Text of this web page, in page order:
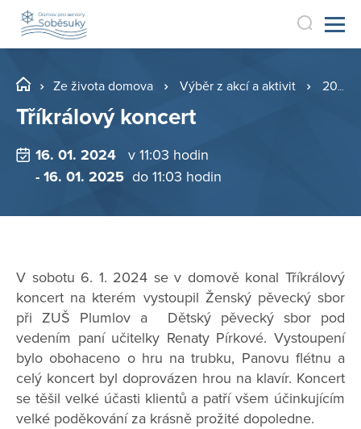
Ze života domova Výběr z akcí a aktivit 2024
Tříkrálový koncert
16. 01. 2024
v 11:03 hodin
- 16. 01. 2025 do 11:03 hodin
V sobotu 6. 1. 2024 se v domově konal Tříkrálový
koncert na kterém vystoupil Ženský pěvecký sbor
při ZUŠ Plumlov a Dětský pěvecký sbor pod
vedením paní učitelky Renaty Pírkové. Vystoupení
bylo obohaceno o hru na trubku, Panovu flétnu a
celý koncert byl doprovázen hrou na klavír. Koncert
se těšil velké účasti klientů a patří všem účinkujícím
velké poděkování za krásně prožité dopoledne.